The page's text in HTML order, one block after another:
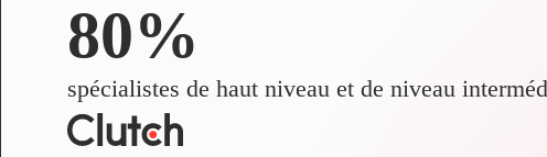
80%
spécialistes de haut niveau et de niveau